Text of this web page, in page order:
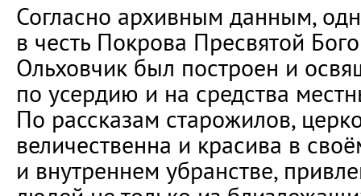
Согласно архивным данным,
в честь Покрова Пресвятой
Ольховчик был построен и
по усердию и на средства
По рассказам старожилов,
величественна и красива в
и внутреннем убранстве,